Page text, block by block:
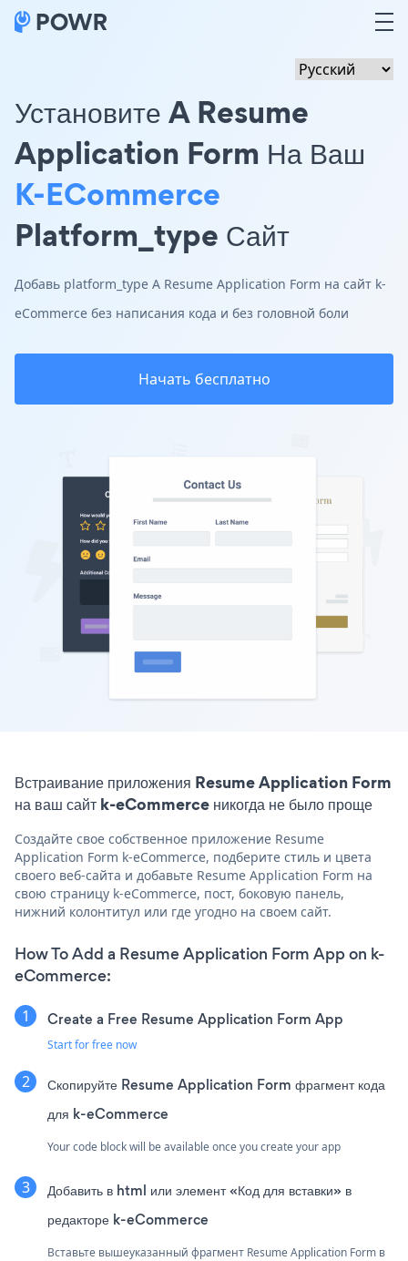
Установите A Resume
Application Form На Ваш
K-ECommerce
Platform_type Сайт
Добавь platform_type A Resume Application Form на сайт k-
eCommerce без написания кода и без головной боли
Начать бесплатно
Встраивание приложения Resume Application Form
на ваш сайт k-eCommerce никогда не было проще
Создайте свое собственное приложение Resume
Application Form k-eCommerce, подберите стиль и цвета
своего веб-сайта и добавьте Resume Application Form на
свою страницу k-eCommerce, пост, боковую панель,
нижний колонтитул или где угодно на своем сайт.
How To Add a Resume Application Form App on k-
eCommerce:
Create a Free Resume Application Form App
Start for free now
Скопируйте Resume Application Form фрагмент кода
для k-eCommerce
Your code block will be available once you create your app
Добавить в html или элемент «Код для вставки» в
редакторе k-eCommerce
Вставьте вышеуказанный фрагмент Resume Application Form в